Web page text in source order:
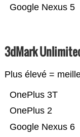
Google Nexus 5
3dMark
Plus élevé =
Google Nexus 6
OnePlus 2
OnePlus 3T